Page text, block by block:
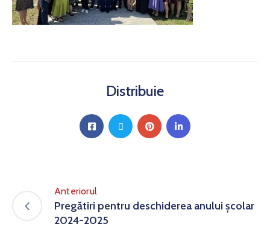
Distribuie
Anteriorul
Pregătiri pentru deschiderea anului școlar
2024-2025